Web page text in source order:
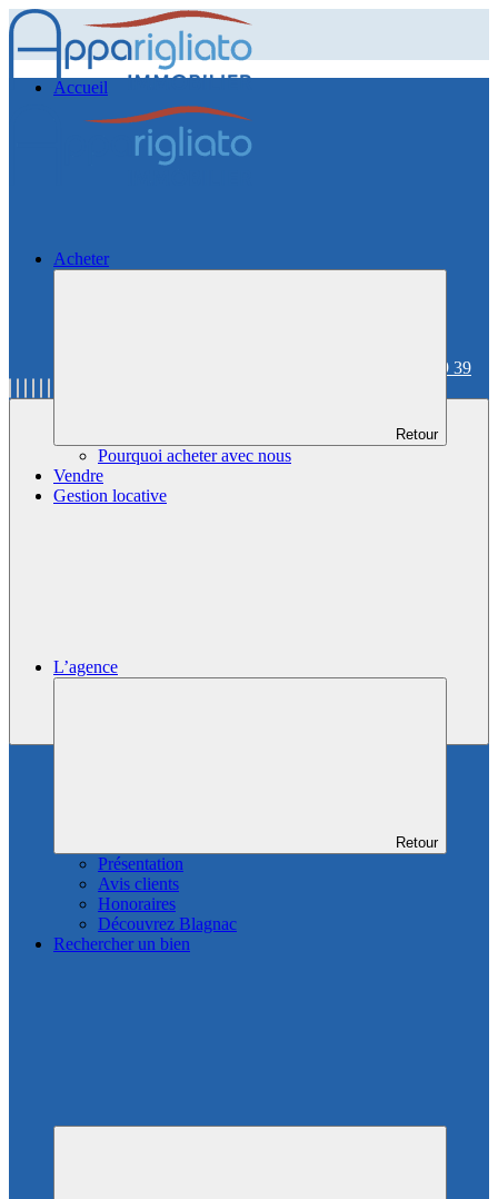
06 59 36 59 39
Accueil
Acheter
Retour
Pourquoi acheter avec nous
Vendre
Gestion locative
L’agence
Retour
Présentation
Avis clients
Honoraires
Découvrez Blagnac
Rechercher un bien